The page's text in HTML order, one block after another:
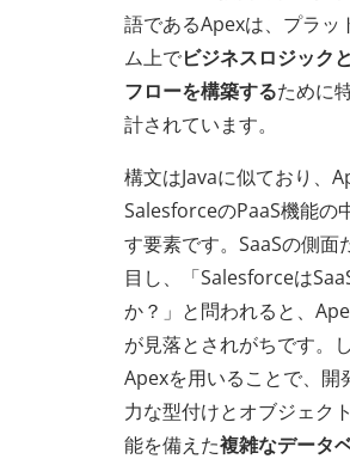
語であるApexは、プラッ
ム上でビジネスロジック
フローを構築するために
計されています。
構文はJavaに似ており、
SalesforceのPaaS機能の
す要素です。SaaSの側面
目し、「Salesforceは
か？」と問われると、
が見落とされがちです。し
Apexを用いることで、開
力な型付けとオブジェク
能を備えた複雑なデータ